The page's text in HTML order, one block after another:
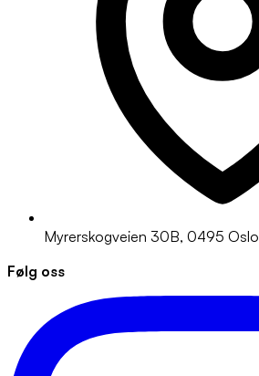
Myrerskogveien 30B, 0495 Oslo
Følg oss